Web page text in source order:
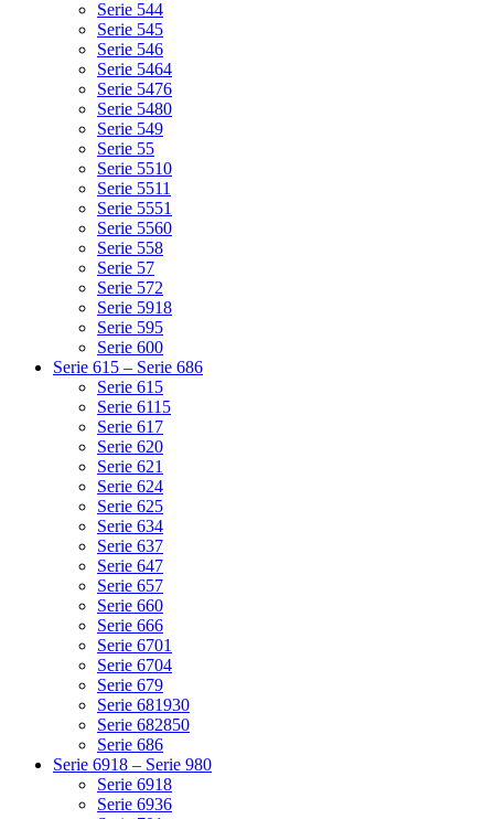
Serie 544
Serie 545
Serie 546
Serie 5464
Serie 5476
Serie 5480
Serie 549
Serie 55
Serie 5510
Serie 5511
Serie 5551
Serie 5560
Serie 558
Serie 57
Serie 572
Serie 5918
Serie 595
Serie 600
Serie 615 – Serie 686
Serie 615
Serie 6115
Serie 617
Serie 620
Serie 621
Serie 624
Serie 625
Serie 634
Serie 637
Serie 647
Serie 657
Serie 660
Serie 666
Serie 6701
Serie 6704
Serie 679
Serie 681930
Serie 682850
Serie 686
Serie 6918 – Serie 980
Serie 6918
Serie 6936